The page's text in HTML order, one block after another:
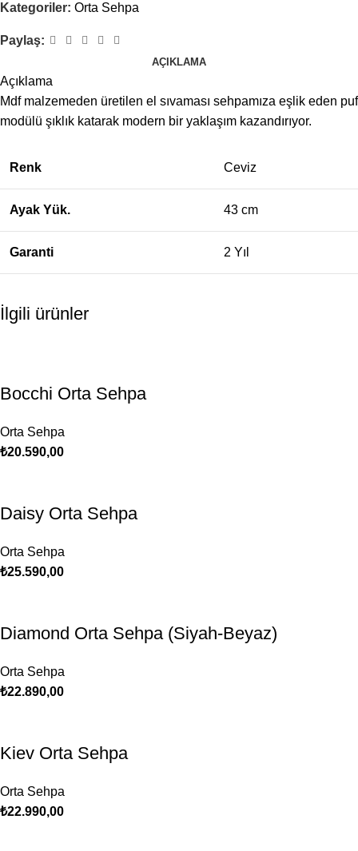
Kategoriler: Orta Sehpa
Paylaş:
AÇIKLAMA
Açıklama
Mdf malzemeden üretilen el sıvaması sehpamıza eşlik eden puf
modülü şıklık katarak modern bir yaklaşım kazandırıyor.
Renk Ceviz
Ayak Yük. 43 cm
Garanti 2 Yıl
İlgili ürünler
Bocchi Orta Sehpa
Orta Sehpa
₺20.590,00
Daisy Orta Sehpa
Orta Sehpa
₺25.590,00
Diamond Orta Sehpa (Siyah-Beyaz)
Orta Sehpa
₺22.890,00
Kiev Orta Sehpa
Orta Sehpa
₺22.990,00